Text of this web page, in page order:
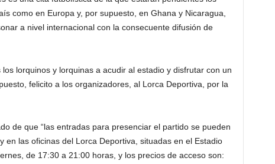
como en Europa y, por supuesto, en Ghana y Nicaragua,
a nivel internacional con la consecuente difusión de
lorquinos y lorquinas a acudir al estadio y disfrutar con un
felicito a los organizadores, al Lorca Deportiva, por la
de que “las entradas para presenciar el partido se pueden
en las oficinas del Lorca Deportiva, situadas en el Estadio
de 17:30 a 21:00 horas, y los precios de acceso son: